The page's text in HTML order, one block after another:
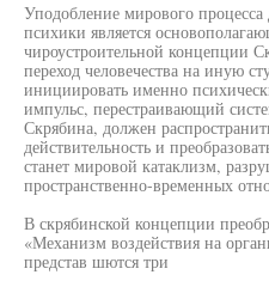
Уподобление мирового
психики является
чироустроительной концепции
переход человечества на иную
инициировать именно
импульс, перестраивающий
Скрябина, должен
действительность и
станет мировой катаклизм,
пространственно-временных
В скрябинской концепции
«Механизм воздействия на
представ шются три